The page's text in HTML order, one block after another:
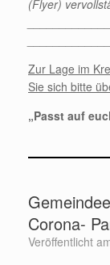
(Flyer)
Zur Lage im
Sie sich bitte
„Passt auf
Corona-
Veröffentlicht